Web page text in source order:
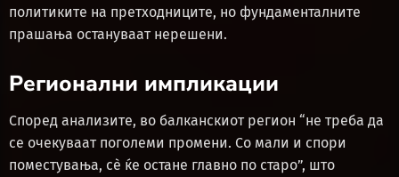
политиките на претходниците, но фундаменталните
прашања остануваат нерешени.
Регионални импликации
Според анализите, во балканскиот регион “не треба да
се очекуваат поголеми промени. Со мали и спори
поместувања, сѐ ќе остане главно по старо”, што